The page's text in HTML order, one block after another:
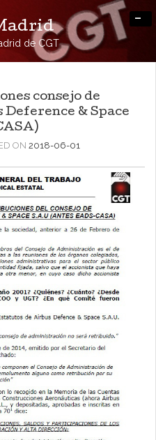
de CGT
-
consejo de
& Space
ON 2018-06-01